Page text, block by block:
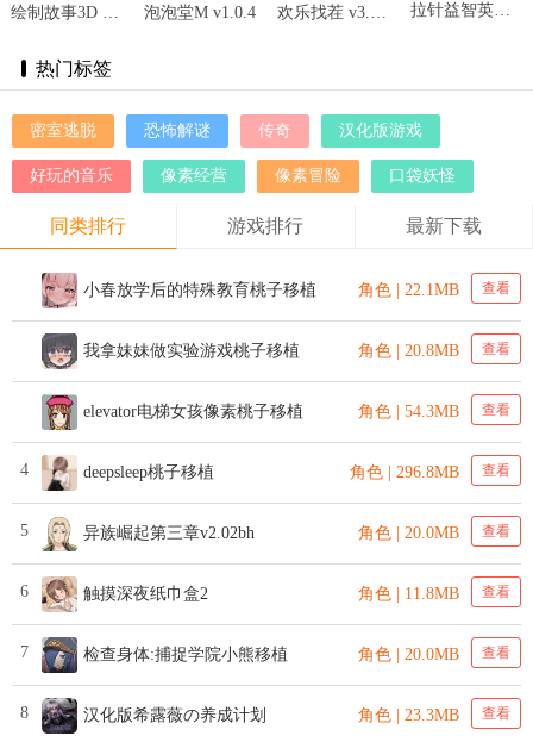
泡泡堂M v1.0.4 拉针益智英雄 v0.0.2
热门标签
密室逃脱 恐怖解谜 传奇 汉化版游戏
好玩的音乐 像素经营 像素冒险 口袋妖怪
同类排行 游戏排行 最新下载
小春放学后的特殊教育桃子移植 角色 | 22.1MB 查看
我拿妹妹做实验游戏桃子移植 角色 | 20.8MB 查看
elevator电梯女孩像素桃子移植 角色 | 54.3MB 查看
4 deepsleep桃子移植 角色 | 296.8MB 查看
5 异族崛起第三章v2.02bh 角色 | 20.0MB 查看
6 触摸深夜纸巾盒2 角色 | 11.8MB 查看
7 检查身体:捕捉学院小熊移植 角色 | 20.0MB 查看
8 汉化版希露薇の养成计划 角色 | 23.3MB 查看